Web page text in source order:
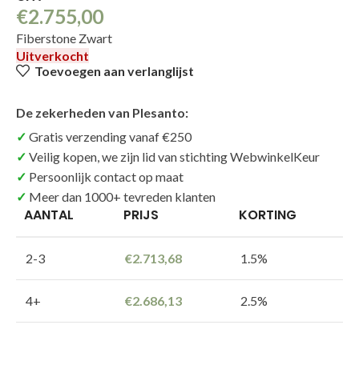
€2.755,00
Fiberstone Zwart
Uitverkocht
Toevoegen aan verlanglijst
De zekerheden van Plesanto:
Gratis verzending vanaf €250
Veilig kopen, we zijn lid van stichting WebwinkelKeur
Persoonlijk contact op maat
Meer dan 1000+ tevreden klanten
AANTAL PRIJS KORTING
2-3 €2.713,68 1.5%
4+ €2.686,13 2.5%